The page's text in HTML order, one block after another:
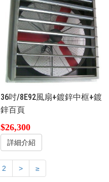
36吋/8E92風扇+鍍鋅中框+鍍
鋅百頁
$26,300
詳細介紹
2 > ≥